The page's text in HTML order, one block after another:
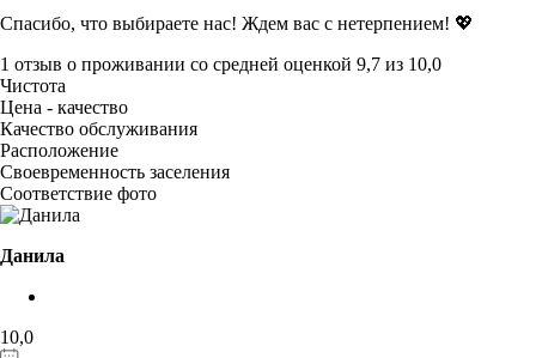
Спасибо, что выбираете нас! Ждем вас с нетерпением! 💖
1 отзыв о проживании со средней оценкой 9,7 из 10,0
Чистота
Цена - качество
Качество обслуживания
Расположение
Своевременность заселения
Соответствие фото
Данила
10,0